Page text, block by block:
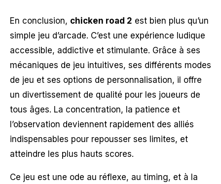
En conclusion, chicken road 2 est bien plus qu’un
simple jeu d’arcade. C’est une expérience ludique
accessible, addictive et stimulante. Grâce à ses
mécaniques de jeu intuitives, ses différents modes
de jeu et ses options de personnalisation, il offre
un divertissement de qualité pour les joueurs de
tous âges. La concentration, la patience et
l’observation deviennent rapidement des alliés
indispensables pour repousser ses limites, et
atteindre les plus hauts scores.
Ce jeu est une ode au réflexe, au timing, et à la